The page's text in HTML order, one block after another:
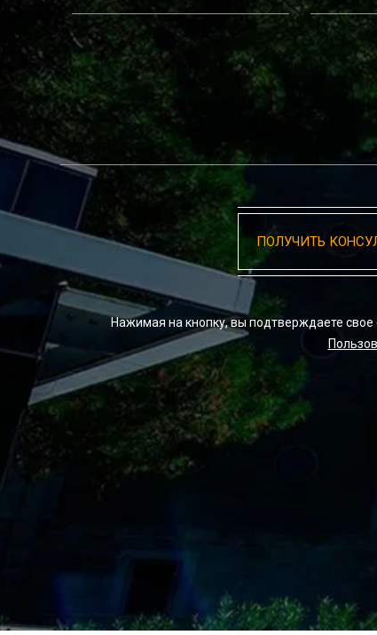
Нажимая на кнопку, вы подтверждаете